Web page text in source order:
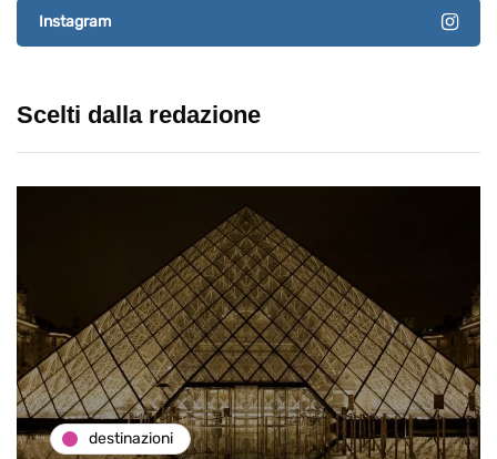
Instagram
Scelti dalla redazione
destinazioni